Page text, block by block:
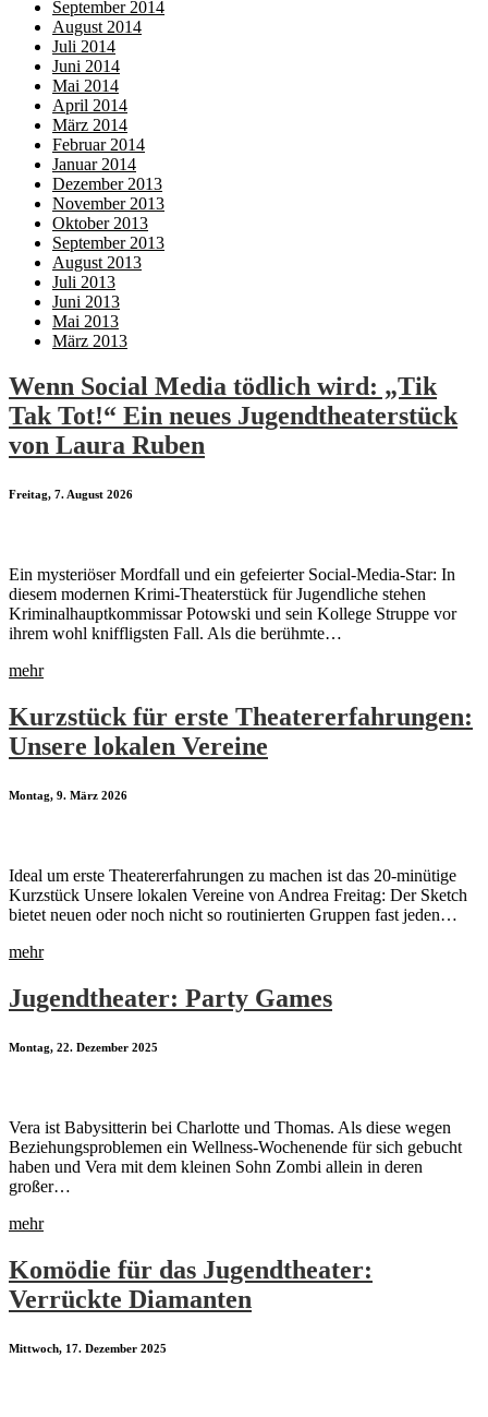
September 2014
August 2014
Juli 2014
Juni 2014
Mai 2014
April 2014
März 2014
Februar 2014
Januar 2014
Dezember 2013
November 2013
Oktober 2013
September 2013
August 2013
Juli 2013
Juni 2013
Mai 2013
März 2013
Wenn Social Media tödlich wird: „Tik
Tak Tot!“ Ein neues Jugendtheaterstück
von Laura Ruben
Freitag, 7. August 2026
Ein mysteriöser Mordfall und ein gefeierter Social-Media-Star: In
diesem modernen Krimi-Theaterstück für Jugendliche stehen
Kriminalhauptkommissar Potowski und sein Kollege Struppe vor
ihrem wohl kniffligsten Fall. Als die berühmte…
mehr
Kurzstück für erste Theatererfahrungen:
Unsere lokalen Vereine
Montag, 9. März 2026
Ideal um erste Theatererfahrungen zu machen ist das 20-minütige
Kurzstück Unsere lokalen Vereine von Andrea Freitag: Der Sketch
bietet neuen oder noch nicht so routinierten Gruppen fast jeden…
mehr
Jugendtheater: Party Games
Montag, 22. Dezember 2025
Vera ist Babysitterin bei Charlotte und Thomas. Als diese wegen
Beziehungsproblemen ein Wellness-Wochenende für sich gebucht
haben und Vera mit dem kleinen Sohn Zombi allein in deren
großer…
mehr
Komödie für das Jugendtheater:
Verrückte Diamanten
Mittwoch, 17. Dezember 2025